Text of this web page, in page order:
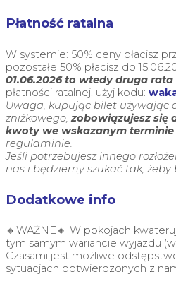
Płatność ratalna
W systemie: 50% ceny płacisz
pozostałe 50% płacisz do
01.06.2026 to wtedy druga rata
płatności ratalnej, użyj kodu:
Uwaga, kupując bilet używając
zniżkowego,zobowiązujesz się
kwoty we wskazanym terminie
regulaminie.
Jeśli potrzebujesz innego
nas i będziemy szukać tak, żeby
Dodatkowe info
🔸WAŻNE🔸 W pokojach
tym samym wariancie wyjazdu
Czasami jest możliwe
sytuacjach potwierdzonych z